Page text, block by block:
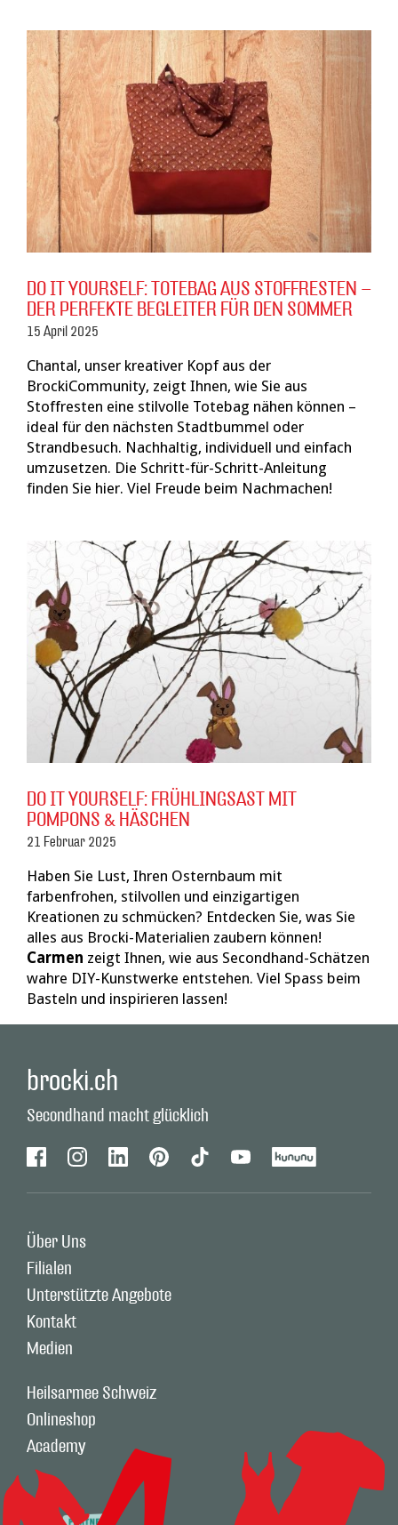
DO IT YOURSELF: TOTEBAG AUS STOFFRESTEN –
DER PERFEKTE BEGLEITER FÜR DEN SOMMER
15 April 2025
Chantal, unser kreativer Kopf aus der
BrockiCommunity, zeigt Ihnen, wie Sie aus
Stoffresten eine stilvolle Totebag nähen können –
ideal für den nächsten Stadtbummel oder
Strandbesuch. Nachhaltig, individuell und einfach
umzusetzen. Die Schritt-für-Schritt-Anleitung
finden Sie hier. Viel Freude beim Nachmachen!
DO IT YOURSELF: FRÜHLINGSAST MIT
POMPONS & HÄSCHEN
21 Februar 2025
Haben Sie Lust, Ihren Osternbaum mit
farbenfrohen, stilvollen und einzigartigen
Kreationen zu schmücken? Entdecken Sie, was Sie
alles aus Brocki-Materialien zaubern können!
Carmen zeigt Ihnen, wie aus Secondhand-Schätzen
wahre DIY-Kunstwerke entstehen. Viel Spass beim
Basteln und inspirieren lassen!
brocki.ch
Secondhand macht glücklich
FacebookInstagramLinkedin PinterestTiktok Youtube
Über Uns
Filialen
Unterstützte Angebote
Kontakt
Medien
Heilsarmee Schweiz
Onlineshop
Academy